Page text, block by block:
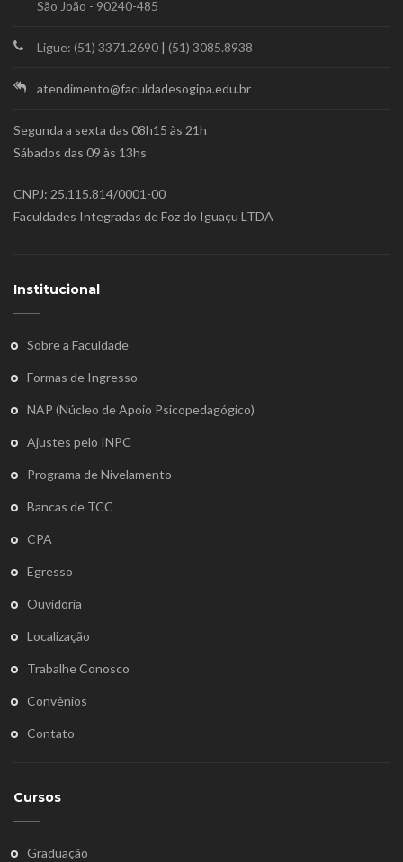
São João - 90240-485
Ligue: (51) 3371.2690 | (51) 3085.8938
atendimento@faculdadesogipa.edu.br
Segunda a sexta das 08h15 às 21h
Sábados das 09 às 13hs
CNPJ: 25.115.814/0001-00
Faculdades Integradas de Foz do Iguaçu LTDA
Institucional
Sobre a Faculdade
Formas de Ingresso
NAP (Núcleo de Apoio Psicopedagógico)
Ajustes pelo INPC
Programa de Nivelamento
Bancas de TCC
CPA
Egresso
Ouvidoria
Localização
Trabalhe Conosco
Convênios
Contato
Cursos
Graduação